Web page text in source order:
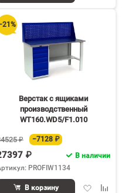
Верстак с ящиками
производственный
WT160.WD5/F1.010
₽ −7128 ₽
₽
В наличии
PROFIW1134
Добавить
В корзину